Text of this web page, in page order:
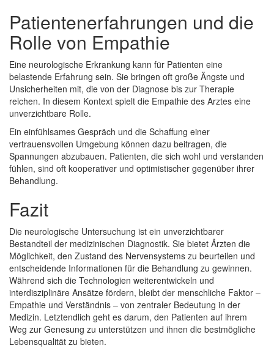
Patientenerfahrungen und die
Rolle von Empathie
Eine neurologische Erkrankung kann für Patienten eine
belastende Erfahrung sein. Sie bringen oft große Ängste und
Unsicherheiten mit, die von der Diagnose bis zur Therapie
reichen. In diesem Kontext spielt die Empathie des Arztes eine
unverzichtbare Rolle.
Ein einfühlsames Gespräch und die Schaffung einer
vertrauensvollen Umgebung können dazu beitragen, die
Spannungen abzubauen. Patienten, die sich wohl und verstanden
fühlen, sind oft kooperativer und optimistischer gegenüber ihrer
Behandlung.
Fazit
Die neurologische Untersuchung ist ein unverzichtbarer
Bestandteil der medizinischen Diagnostik. Sie bietet Ärzten die
Möglichkeit, den Zustand des Nervensystems zu beurteilen und
entscheidende Informationen für die Behandlung zu gewinnen.
Während sich die Technologien weiterentwickeln und
interdisziplinäre Ansätze fördern, bleibt der menschliche Faktor –
Empathie und Verständnis – von zentraler Bedeutung in der
Medizin. Letztendlich geht es darum, den Patienten auf ihrem
Weg zur Genesung zu unterstützen und ihnen die bestmögliche
Lebensqualität zu bieten.